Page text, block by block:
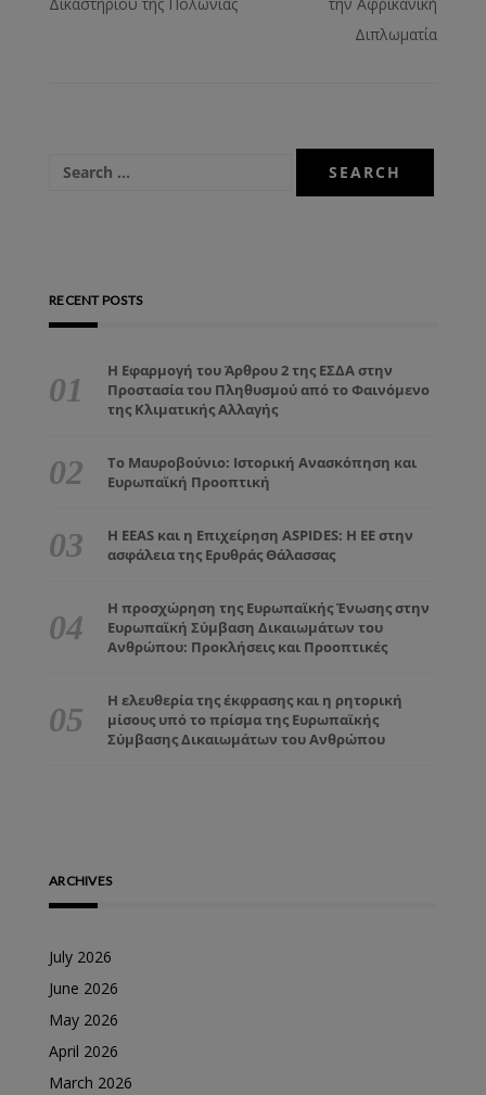
Διπλωματία
RECENT POSTS
Η Εφαρμογή του Άρθρου 2 της ΕΣΔΑ στην
Προστασία του Πληθυσμού από το Φαινόμενο
της Κλιματικής Αλλαγής
Το Μαυροβούνιο: Ιστορική Ανασκόπηση και
Ευρωπαϊκή Προοπτική
Η EEAS και η Επιχείρηση ASPIDES: Η ΕΕ στην
ασφάλεια της Ερυθράς Θάλασσας
Η προσχώρηση της Ευρωπαϊκής Ένωσης στην
Ευρωπαϊκή Σύμβαση Δικαιωμάτων του
Ανθρώπου: Προκλήσεις και Προοπτικές
Η ελευθερία της έκφρασης και η ρητορική
μίσους υπό το πρίσμα της Ευρωπαϊκής
Σύμβασης Δικαιωμάτων του Ανθρώπου
ARCHIVES
July 2026
June 2026
May 2026
April 2026
March 2026